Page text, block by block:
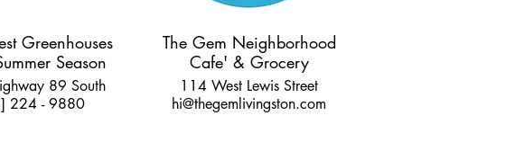
Greenhouses
Season
89 South
224 - 9880
The Gem Neighborhood
Cafe' & Grocery
114 West Lewis Street
hi@thegemlivingston.com